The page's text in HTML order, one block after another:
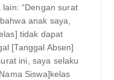
“Dengan surat
anak saya,
tidak dapat
[Tanggal Absen]
ini, saya selaku
Siswa]kelas